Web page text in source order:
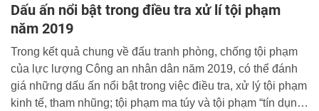
Dấu ấn nổi bật trong điều tra xử lí tội phạm
năm 2019
Trong kết quả chung về đấu tranh phòng, chống tội phạm
của lực lượng Công an nhân dân năm 2019, có thể đánh
giá những dấu ấn nổi bật trong việc điều tra, xử lý tội phạm
kinh tế, tham nhũng; tội phạm ma túy và tội phạm “tín dụng